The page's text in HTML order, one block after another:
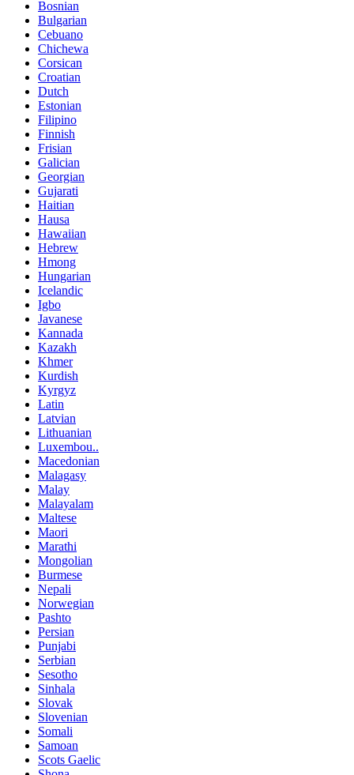
Bosnian
Bulgarian
Cebuano
Chichewa
Corsican
Croatian
Dutch
Estonian
Filipino
Finnish
Frisian
Galician
Georgian
Gujarati
Haitian
Hausa
Hawaiian
Hebrew
Hmong
Hungarian
Icelandic
Igbo
Javanese
Kannada
Kazakh
Khmer
Kurdish
Kyrgyz
Latin
Latvian
Lithuanian
Luxembou..
Macedonian
Malagasy
Malay
Malayalam
Maltese
Maori
Marathi
Mongolian
Burmese
Nepali
Norwegian
Pashto
Persian
Punjabi
Serbian
Sesotho
Sinhala
Slovak
Slovenian
Somali
Samoan
Scots Gaelic